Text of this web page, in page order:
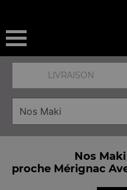
LIVRAISON
Nos
proche Mérignac